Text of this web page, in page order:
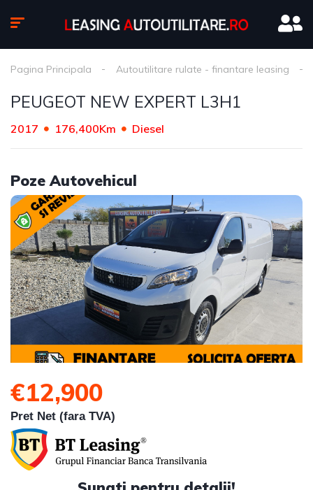
Pagina Principala Autoutilitare rulate - finantare leasing
PEUGEOT NEW EXPERT L3H1
2017 176,400Km Diesel
Poze Autovehicul
€12,900
Pret Net (fara TVA)